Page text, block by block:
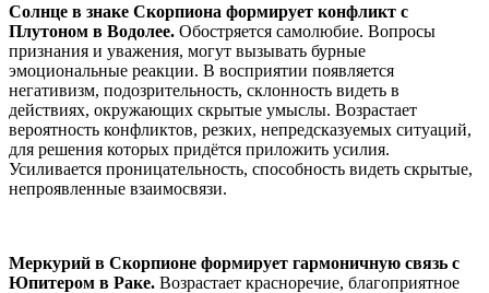
Солнце в знаке Скорпиона формирует конфликт с
Плутоном в Водолее. Обостряется самолюбие. Вопросы
признания и уважения, могут вызывать бурные
эмоциональные реакции. В восприятии появляется
негативизм, подозрительность, склонность видеть в
действиях, окружающих скрытые умыслы. Возрастает
вероятность конфликтов, резких, непредсказуемых ситуаций,
для решения которых придётся приложить усилия.
Усиливается проницательность, способность видеть скрытые,
непроявленные взаимосвязи.
Меркурий в Скорпионе формирует гармоничную связь с
Юпитером в Раке. Возрастает красноречие, благоприятное